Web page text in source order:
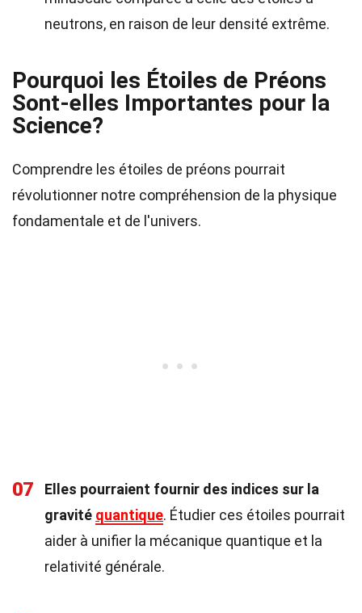
neutrons, en raison de leur densité extrême.
Pourquoi les Étoiles de Préons
Sont-elles Importantes pour la
Science?
Comprendre les étoiles de préons pourrait
révolutionner notre compréhension de la physique
fondamentale et de l'univers.
07
Elles pourraient fournir des indices sur la
gravité quantique. Étudier ces étoiles pourrait
aider à unifier la mécanique quantique et la
relativité générale.